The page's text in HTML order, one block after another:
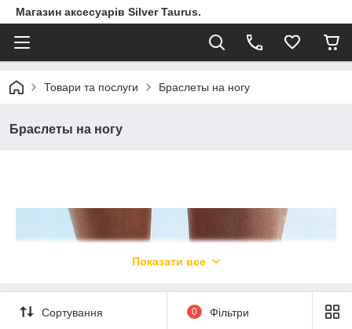
Магазин аксесуарів Silver Taurus.
Товари та послуги Браслеты на ногу
Браслеты на ногу
Показати все
Сортування 0 Фільтри